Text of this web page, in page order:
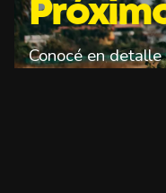
Conocé en